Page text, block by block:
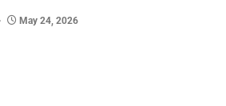
May 24, 2026